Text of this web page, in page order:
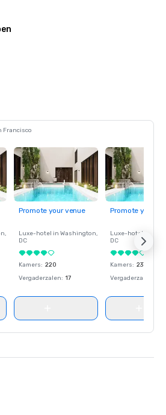
Francisco
,
Promote your venue
Luxe-hotel in Washington,
DC
Kamers: 220
Vergaderzalen: 17
Promote your
Luxe-hotel in
DC
Kamers: 237
Vergaderzalen